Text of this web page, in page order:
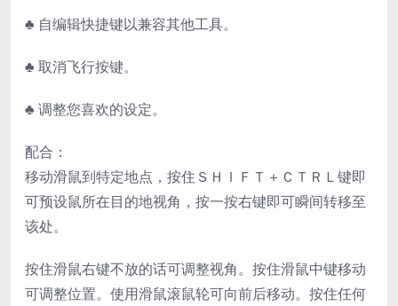
♣ 自编辑快捷键以兼容其他工具。
♣ 取消飞行按键。
♣ 调整您喜欢的设定。
配合：
移动滑鼠到特定地点，按住ＳＨＩＦＴ＋ＣＴＲＬ键即
可预设鼠所在目的地视角，按一按右键即可瞬间转移至
该处。
按住滑鼠右键不放的话可调整视角。按住滑鼠中键移动
可调整位置。使用滑鼠滚鼠轮可向前后移动。按住任何